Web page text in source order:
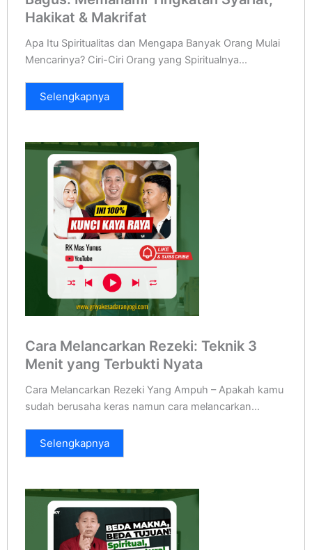
Hakikat & Makrifat
Apa Itu Spiritualitas dan Mengapa Banyak Orang Mulai
Mencarinya? Ciri-Ciri Orang yang Spiritualnya...
Selengkapnya
Cara Melancarkan Rezeki: Teknik 3
Menit yang Terbukti Nyata
Cara Melancarkan Rezeki Yang Ampuh – Apakah kamu
sudah berusaha keras namun cara melancarkan...
Selengkapnya